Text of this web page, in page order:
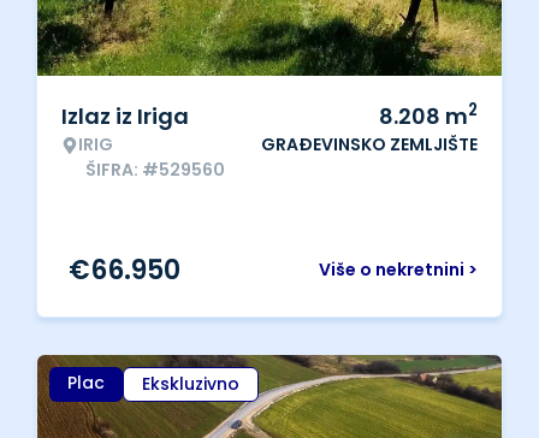
Izlaz iz Iriga
IRIG
ŠIFRA: #529560
8.208 m2
GRAĐEVINSKO ZEMLJIŠTE
Više o nekretnini >
€66.950
Plac Ekskluzivno